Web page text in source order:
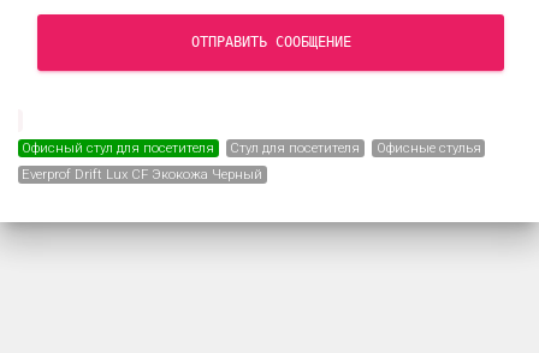
ОТПРАВИТЬ СООБЩЕНИЕ
Офисный стул для посетителя Стул для посетителя
Офисные стулья
Everprof Drift Lux CF Экокожа Черный